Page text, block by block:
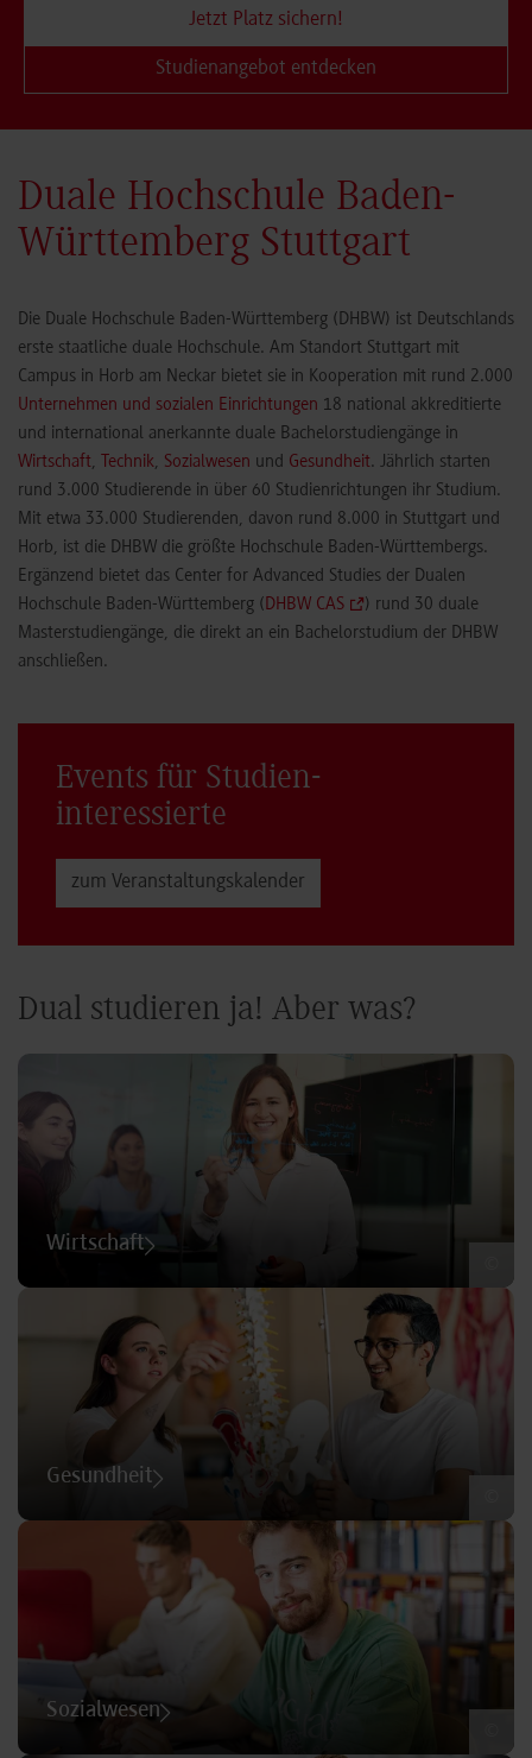
Jetzt Platz sichern!
Studienangebot entdecken
Duale Hochschule Baden-
Württemberg Stuttgart
Die Duale Hochschule Baden-Württemberg (DHBW) ist Deutschlands
erste staatliche duale Hochschule. Am Standort Stuttgart mit
Campus in Horb am Neckar bietet sie in Kooperation mit rund 2.000
Unternehmen und sozialen Einrichtungen 18 national akkreditierte
und international anerkannte duale Bachelorstudiengänge in
Wirtschaft, Technik, Sozialwesen und Gesundheit. Jährlich starten
rund 3.000 Studierende in über 60 Studienrichtungen ihr Studium.
Mit etwa 33.000 Studierenden, davon rund 8.000 in Stuttgart und
Horb, ist die DHBW die größte Hochschule Baden-Württembergs.
Ergänzend bietet das Center for Advanced Studies der Dualen
Hochschule Baden-Württemberg (DHBW CAS
) rund 30 duale
Masterstudiengänge, die direkt an ein Bachelorstudium der DHBW
anschließen.
Events für Studien­
interessierte
zum Veranstaltungs­kalender
Dual studieren ja! Aber was?
Wirtschaft
Gesundheit
Sozialwesen